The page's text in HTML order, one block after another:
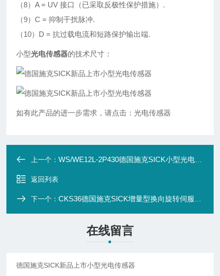
（8）A = UV 接口（已采取反极性保护措施）.
（9）C = 抑制干扰脉冲.
（10）D = 抗过载电流和短路保护输出端.
小型光电传感器的技术尺寸：
如有此产品的进一步需求，请点击：光电传感器
上一个：WS/WE12L-2P430德国施克SICK小型光电传感器
返回列表
下一个：CKS36德国施克SICK增量型换向旋转伺服反馈编码器
在线留言